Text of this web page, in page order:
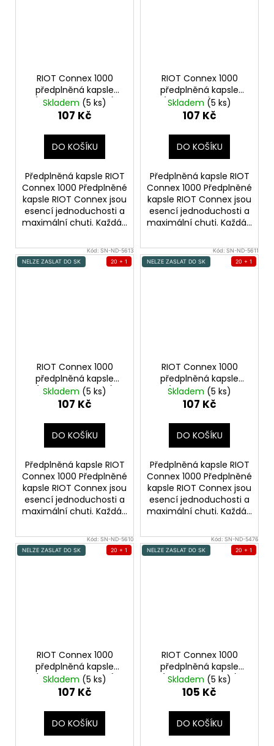
RIOT Connex 1000
předplněná kapsle
(Peach Blackberry)
18mg
Skladem (5 ks)
107 Kč
DO KOŠÍKU
Předplněná kapsle RIOT
Connex 1000 Předplněné
kapsle RIOT Connex jsou
esencí jednoduchosti a
maximální chuti. Každá...
RIOT Connex 1000
předplněná kapsle
(Grape Ice) 18mg
Skladem (5 ks)
107 Kč
DO KOŠÍKU
Předplněná kapsle RIOT
Connex 1000 Předplněné
kapsle RIOT Connex jsou
esencí jednoduchosti a
maximální chuti. Každá...
Kód: SN-ND-5613
NELZE ZASLAT DO SK
20 + 1
RIOT Connex 1000
předplněná kapsle
(Classic Tobacco)
18mg
Skladem (5 ks)
107 Kč
DO KOŠÍKU
Předplněná kapsle RIOT
Connex 1000 Předplněné
kapsle RIOT Connex jsou
esencí jednoduchosti a
maximální chuti. Každá...
Kód: SN-ND-5611
NELZE ZASLAT DO SK
20 + 1
RIOT Connex 1000
předplněná kapsle
(Blueberry Sour
Raspberry) 18mg
Skladem (5 ks)
107 Kč
DO KOŠÍKU
Předplněná kapsle RIOT
Connex 1000 Předplněné
kapsle RIOT Connex jsou
esencí jednoduchosti a
maximální chuti. Každá...
Kód:SN-ND-5610
NELZE ZASLAT DO SK
20 + 1
RIOT Connex 1000
předplněná kapsle
(Blue Cherry Burst)
18mg
Skladem (5 ks)
107 Kč
DO KOŠÍKU
Kód:SN-ND-5476
NELZE ZASLAT DO SK
20 + 1
RIOT Connex 1000
předplněná kapsle
(Watermelon Ice)
10mg 1ks
Skladem (5 ks)
105 Kč
DO KOŠÍKU